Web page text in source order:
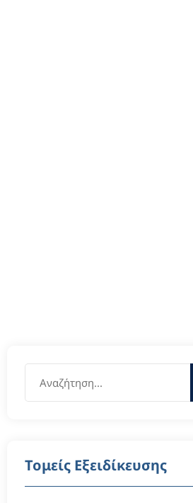
Τομείς Εξειδίκευσης